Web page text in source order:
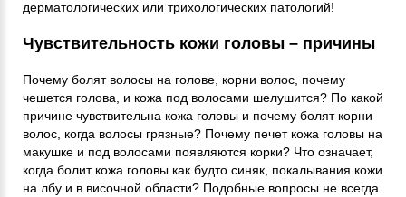
дерматологических или трихологических патологий!
Чувствительность кожи головы – причины
Почему болят волосы на голове, корни волос, почему
чешется голова, и кожа под волосами шелушится? По какой
причине чувствительна кожа головы и почему болят корни
волос, когда волосы грязные? Почему печет кожа головы на
макушке и под волосами появляются корки? Что означает,
когда болит кожа головы как будто синяк, покалывания кожи
на лбу и в височной области? Подобные вопросы не всегда